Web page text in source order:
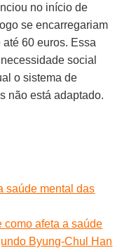
no início de
se encarregariam
60 euros. Essa
social
o sistema de
não está adaptado.
saúde mental das
como afeta a saúde
Byung-Chul Han